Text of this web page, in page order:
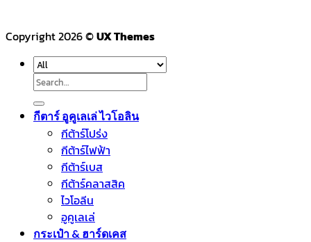
Copyright 2026 ©UX Themes
Search
for:
กีตาร์ อูคูเลเล่ ไวโอลิน
กีต้าร์โปร่ง
กีต้าร์ไฟฟ้า
กีต้าร์เบส
กีต้าร์คลาสสิค
ไวโอลีน
อูคูเลเล่
กระเป๋า & ฮาร์ดเคส